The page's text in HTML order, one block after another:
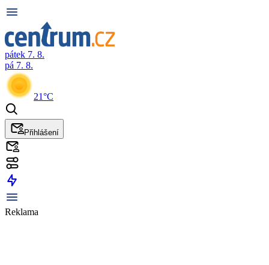
pátek 7. 8.
pá 7. 8.
21°C
Přihlášení
Reklama